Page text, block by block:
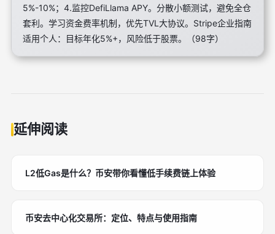
5%-10%；4.监控DefiLlama APY。分散小额测试，避免全仓
套利。学习资金费率机制，优先TVL大协议。Stripe企业指南
适用个人：目标年化5%+，风险低于股票。（98字）
延伸阅读
L2低Gas是什么？币安带你看懂低手续费链上体验
币安去中心化交易所：定位、特点与使用指南